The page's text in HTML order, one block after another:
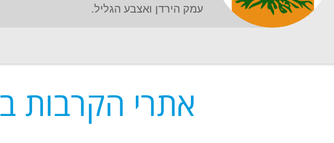
עמק הירדן ואצבע הגליל.
אתרי הקרבות